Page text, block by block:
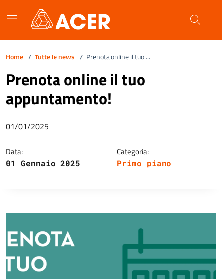
Home / Tutte le news / Prenota online il tuo ...
Prenota online il tuo
appuntamento!
01/01/2025
Data:
01 Gennaio 2025
Categoria:
Primo piano